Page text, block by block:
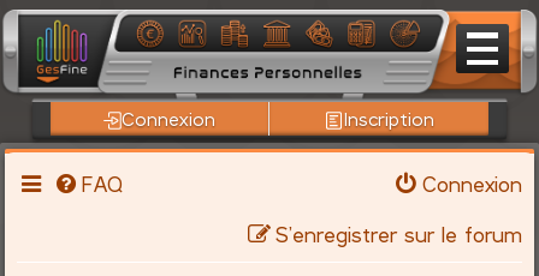
Connexion Inscription
FAQ
Connexion
S’enregistrer sur le forum